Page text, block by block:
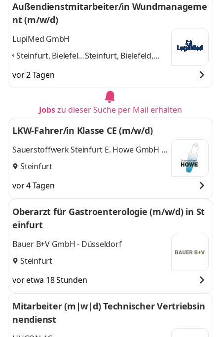
Außendienstmitarbeiter/in Wundmanageme
nt (m/w/d)
LupiMed GmbH
Steinfurt, Bielefeld,
Dortmund,
Recklinghausen,
Steinfurt, Bielefeld,
weitere
vor 2 Tagen
Jobszu dieser Suche per Mail erhalten
LKW-Fahrer/in Klasse CE (m/w/d)
Sauerstoffwerk Steinfurt E. Howe GmbH &
Co Kommanditgesellschaft
Steinfurt
vor 4 Tagen
Oberarzt für Gastroenterologie (m/w/d) in St
einfurt
Bauer B+V GmbH - Düsseldorf
Steinfurt
vor etwa 18 Stunden
Mitarbeiter (m|w|d) Technischer Vertriebsin
nendienst